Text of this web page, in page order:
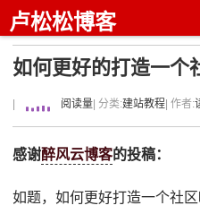
卢松松博客
如何更好的打造一个
阅读量 | 分类:建站教程 | 作者:
感谢醉风云博客的投稿：
如题，如何更好打造一个社